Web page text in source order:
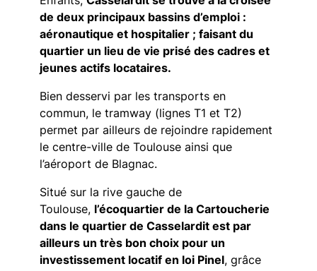
de deux principaux bassins d’emploi :
aéronautique et hospitalier ; faisant du
quartier un lieu de vie prisé des cadres et
jeunes actifs locataires.
Bien desservi par les transports en
commun, le tramway (lignes T1 et T2)
permet par ailleurs de rejoindre rapidement
le centre-ville de Toulouse ainsi que
l’aéroport de Blagnac.
Situé sur la rive gauche de
Toulouse, l’écoquartier de la Cartoucherie
dans le quartier de Casselardit est par
ailleurs un très bon choix pour un
investissement locatif en loi Pinel, grâce